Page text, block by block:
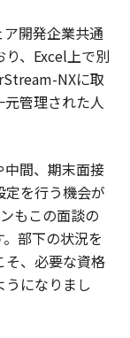
開発企業共通
、Excel上で別
NXに取
管理された人
中間、期末面接
を行う機会が
もこの面談の
部下の状況を
そ、必要な資格
になりまし